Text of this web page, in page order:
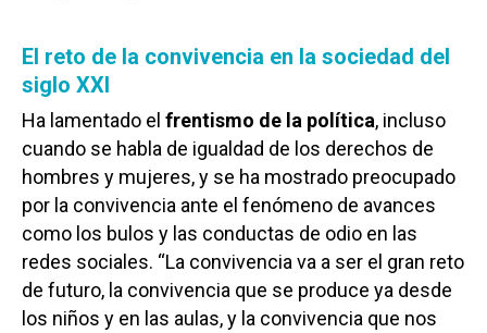
El reto de la convivencia en la sociedad del
siglo XXI
Ha lamentado el frentismo de la política, incluso
cuando se habla de igualdad de los derechos de
hombres y mujeres, y se ha mostrado preocupado
por la convivencia ante el fenómeno de avances
como los bulos y las conductas de odio en las
redes sociales. “La convivencia va a ser el gran reto
de futuro, la convivencia que se produce ya desde
los niños y en las aulas, y la convivencia que nos